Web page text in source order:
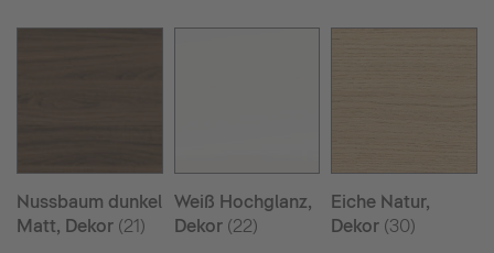
Nussbaum dunkel
Matt, Dekor (21)
Weiß Hochglanz,
Dekor(22)
Eiche Natur,
Dekor (30)